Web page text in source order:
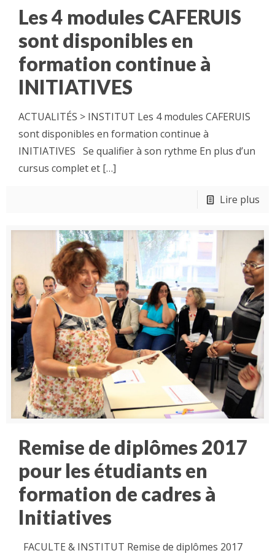
Les 4 modules CAFERUIS
sont disponibles en
formation continue à
INITIATIVES
ACTUALITÉS > INSTITUT Les 4 modules CAFERUIS
sont disponibles en formation continue à
INITIATIVES Se qualifier à son rythme En plus d’un
cursus complet et […]
Lire plus
Remise de diplômes 2017
pour les étudiants en
formation de cadres à
Initiatives
FACULTE & INSTITUT Remise de diplômes 2017